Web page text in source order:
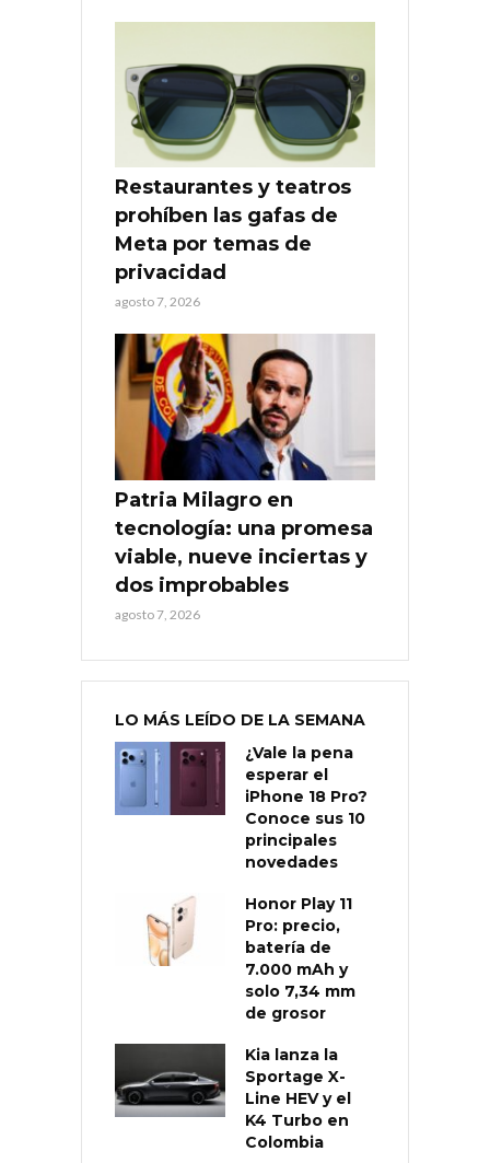
Restaurantes y teatros
prohíben las gafas de
Meta por temas de
privacidad
agosto 7, 2026
Patria Milagro en
tecnología: una promesa
viable, nueve inciertas y
dos improbables
agosto 7, 2026
LO MÁS LEÍDO DE LA SEMANA
¿Vale la pena
esperar el
iPhone 18 Pro?
Conoce sus 10
principales
novedades
Honor Play 11
Pro: precio,
batería de
7.000 mAh y
solo 7,34 mm
de grosor
Kia lanza la
Sportage X-
Line HEV y el
K4 Turbo en
Colombia